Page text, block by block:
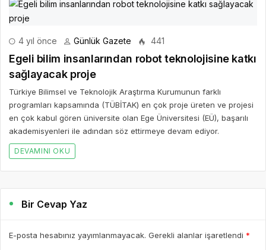
4 yıl önce Günlük Gazete 441
Egeli bilim insanlarından robot teknolojisine katkı
sağlayacak proje
Türkiye Bilimsel ve Teknolojik Araştırma Kurumunun farklı
programları kapsamında (TÜBİTAK) en çok proje üreten ve projesi
en çok kabul gören üniversite olan Ege Üniversitesi (EÜ), başarılı
akademisyenleri ile adından söz ettirmeye devam ediyor.
DEVAMINI OKU
Bir Cevap Yaz
E-posta hesabınız yayımlanmayacak. Gerekli alanlar işaretlendi *